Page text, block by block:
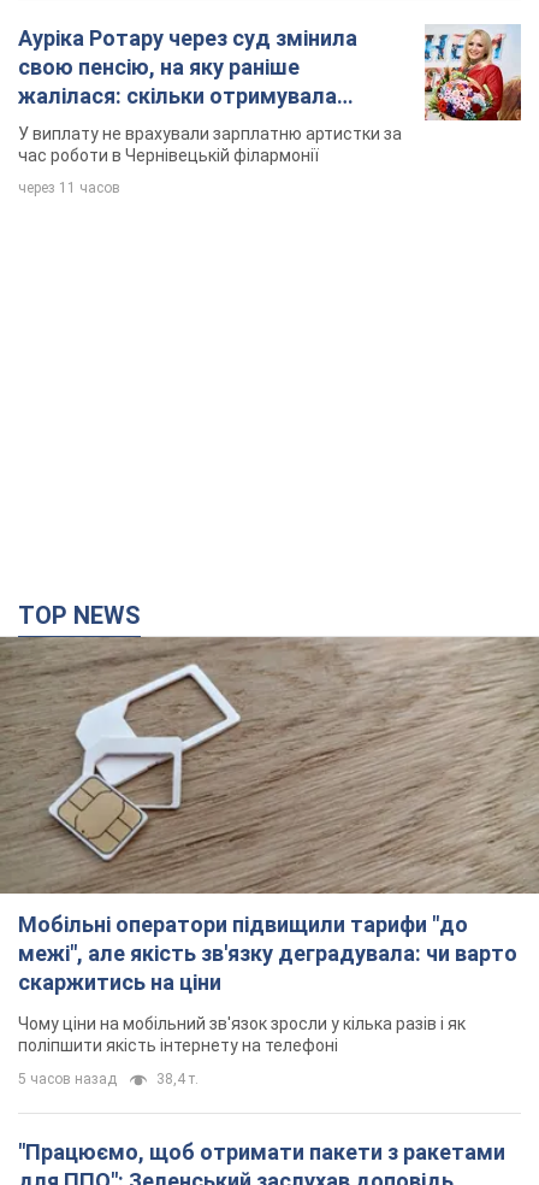
Ауріка Ротару через суд змінила
свою пенсію, на яку раніше
жалілася: скільки отримувала
співачка
У виплату не врахували зарплатню артистки за
час роботи в Чернівецькій філармонії
через 11 часов
TOP NEWS
Мобільні оператори підвищили тарифи "до
межі", але якість зв'язку деградувала: чи варто
скаржитись на ціни
Чому ціни на мобільний зв'язок зросли у кілька разів і як
поліпшити якість інтернету на телефоні
5 часов назад 38,4 т.
"Працюємо, щоб отримати пакети з ракетами